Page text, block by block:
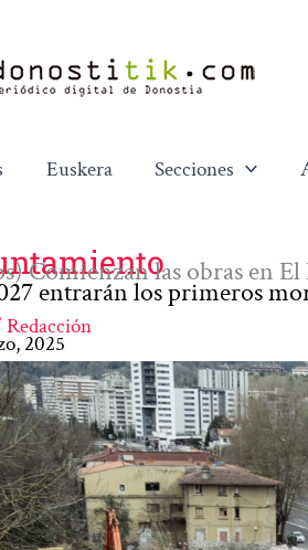
Euskera Secciones
Comienzan las obras en
entrarán los primeros
2025